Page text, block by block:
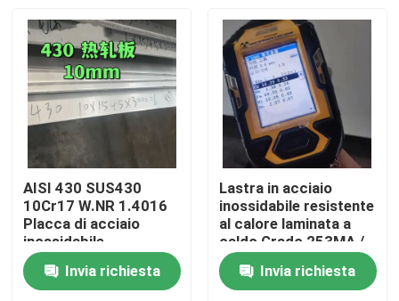
Casa.
Prodotti
AISI 430 SUS430
10Cr17 W.NR 1.4016
Placca di acciaio
inossidabile
10*1500*6000
Superficie NO.1
Invia richiesta
Lastra in acciaio
inossidabile resistente
al calore laminata a
caldo Grado 253MA /
S30815 con
superficie decapata
Invia richiesta